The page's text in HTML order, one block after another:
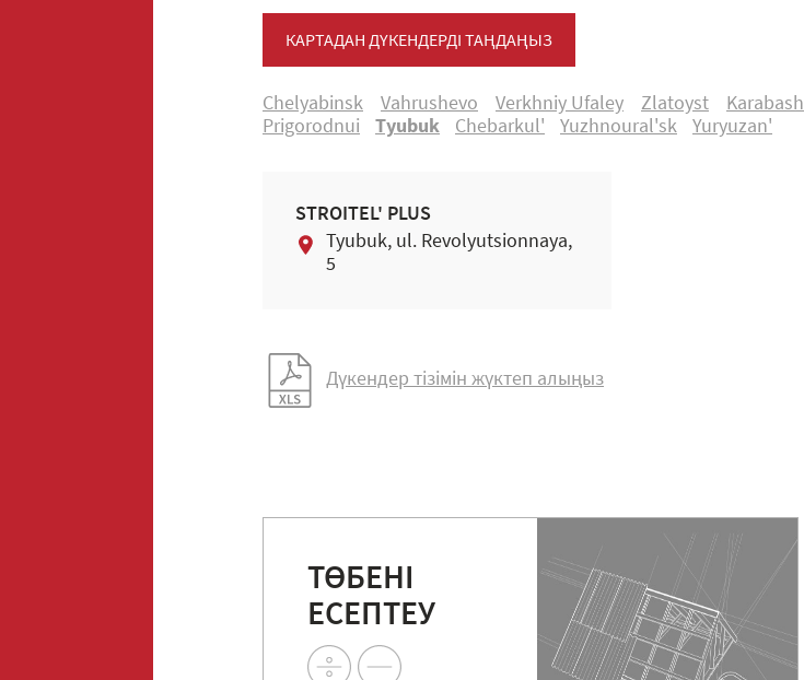
КАРТАДАН ДҮКЕНДЕРДІ ТАҢДАҢЫЗ
Chelyabinsk Vahrushevo Verkhniy Ufaley Zlatoyst Karabash
Prigorodnui
Tyubuk Chebarkul' Yuzhnoural'sk Yuryuzan'
STROITEL' PLUS
Tyubuk, ul. Revolyutsionnaya,
5
Дүкендер тізімін жүктеп алыңыз
ТӨБЕНІ
ЕСЕПТЕУ